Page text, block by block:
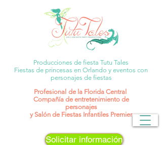
Profesional de la Florida Central
Compañía de entretenimiento de
personajes
y Salón de Fiestas Infantiles Premier
Producciones de fiesta Tutu Tales
Fiestas de princesas en Orlando y eventos con
personajes de fiestas
Solicitar información